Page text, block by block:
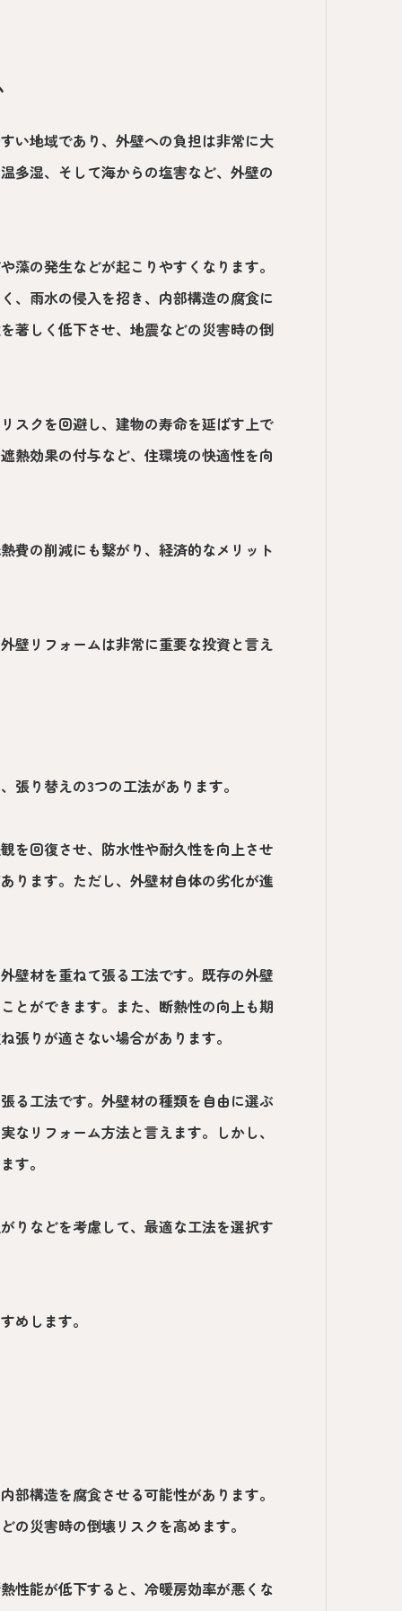
い地域であり、外壁への負担は非常に大
多湿、そして海からの塩害など、外壁の
藻の発生などが起こりやすくなります。
、雨水の侵入を招き、内部構造の腐食に
著しく低下させ、地震などの災害時の倒
スクを回避し、建物の寿命を延ばす上で
熱効果の付与など、住環境の快適性を向
費の削減にも繋がり、経済的なメリット
壁リフォームは非常に重要な投資と言え
張り替えの3つの工法があります。
を回復させ、防水性や耐久性を向上させ
ります。ただし、外壁材自体の劣化が進
壁材を重ねて張る工法です。既存の外壁
とができます。また、断熱性の向上も期
張りが適さない場合があります。
る工法です。外壁材の種類を自由に選ぶ
リフォーム方法と言えます。しかし、
す。
りなどを考慮して、最適な工法を選択す
めします。
部構造を腐食させる可能性があります。
の災害時の倒壊リスクを高めます。
性能が低下すると、冷暖房効率が悪くな